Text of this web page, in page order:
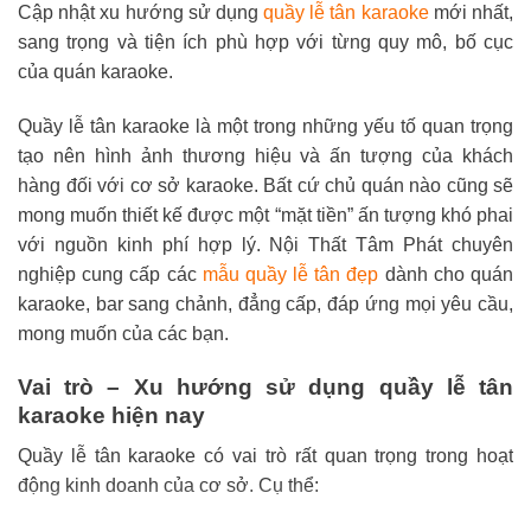
5
3.300.000 ₫.
5
Cập nhật xu hướng sử dụngquầy lễ tân karaokemới nhất,
sang trọng và tiện ích phù hợp với từng quy mô, bố cục
của quán karaoke.
Quầy lễ tân karaoke là một trong những yếu tố quan trọng
tạo nên hình ảnh thương hiệu và ấn tượng của khách
hàng đối với cơ sở karaoke. Bất cứ chủ quán nào cũng sẽ
mong muốn thiết kế được một “mặt tiền” ấn tượng khó phai
với nguồn kinh phí hợp lý. Nội Thất Tâm Phát chuyên
nghiệp cung cấp các mẫu quầy lễ tân đẹp dành cho quán
karaoke, bar sang chảnh, đẳng cấp, đáp ứng mọi yêu cầu,
mong muốn của các bạn.
Vai trò – Xu hướng sử dụng quầy lễ tân
karaoke hiện nay
Quầy lễ tân karaoke có vai trò rất quan trọng trong hoạt
động kinh doanh của cơ sở. Cụ thể: